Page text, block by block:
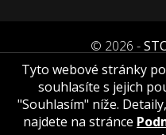
© 2026 -
Tyto webové stránky
souhlasíte s jejich
"Souhlasím" níže.
najdete na stránce